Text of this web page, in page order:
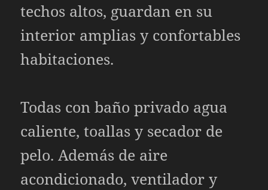
techos altos, guardan en su
interior amplias y confortables
habitaciones.
Todas con baño privado agua
caliente, toallas y secador de
pelo. Además de aire
acondicionado, ventilador y